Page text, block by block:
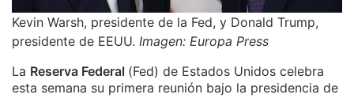
Kevin Warsh, presidente de la Fed, y Donald Trump,
presidente de EEUU. Imagen: Europa Press
La Reserva Federal (Fed) de Estados Unidos celebra
esta semana su primera reunión bajo la presidencia de